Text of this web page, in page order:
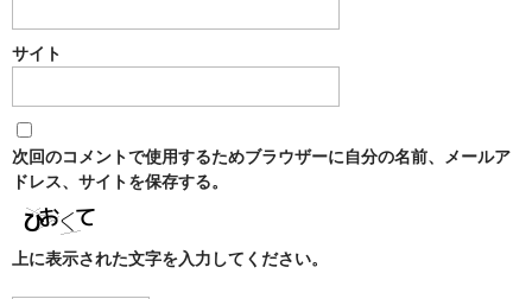
サイト
次回のコメントで使用するためブラウザーに自分の名前、メールア
ドレス、サイトを保存する。
上に表示された文字を入力してください。